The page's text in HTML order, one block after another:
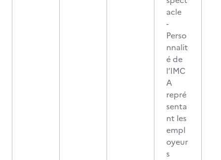
acle
-
Perso
nnalit
é de
l’IMC
A
repré
senta
nt les
empl
oyeur
s